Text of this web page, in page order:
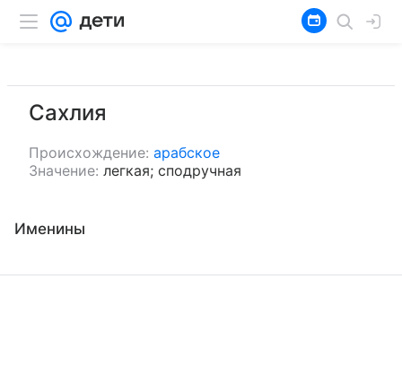
Сахлия
Происхождение: арабское
Значение: легкая; сподручная
Именины